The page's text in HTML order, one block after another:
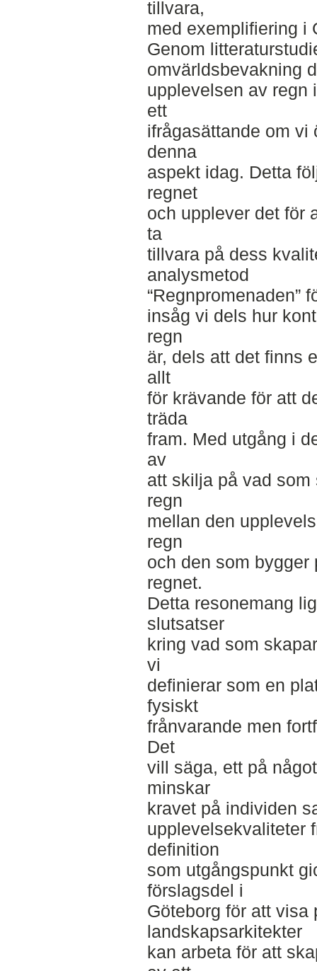
tillvara,
med exemplifiering i
Genom
omvärldsbevakning
upplevelsen av regn
ett
ifrågasättande om vi
denna
aspekt idag. Detta
regnet
och upplever det för
ta
tillvara på dess
analysmetod
“Regnpromenaden”
insåg vi dels hur
regn
är, dels att det finns
allt
för krävande för att
träda
fram. Med utgång i
av
att skilja på vad
regn
mellan den
regn
och den som
regnet.
Detta resonemang
slutsatser
kring vad som
vi
definierar som en
fysiskt
frånvarande men
Det
vill säga, ett på
minskar
kravet på individen
upplevelsekvaliteter
definition
som utgångspunkt
förslagsdel i
Göteborg för att visa
landskapsarkitekter
kan arbeta för att